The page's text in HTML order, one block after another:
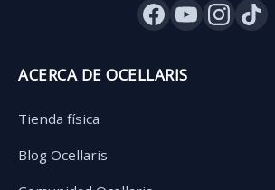
ACERCA DE OCELLARIS
Tienda física
Blog Ocellaris